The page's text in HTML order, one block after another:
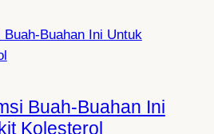
Buah-Buahan Ini
Kolesterol